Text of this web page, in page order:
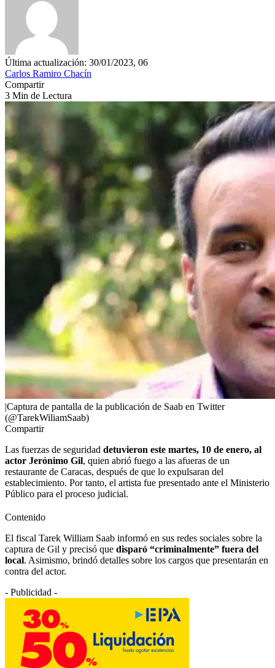
Última actualización: 30/01/2023, 06
Carlos Ramiro Chacín
Compartir
3 Min de Lectura
|Captura de pantalla de la publicación de Saab en Twitter
(@TarekWiliamSaab)
Compartir
Las fuerzas de seguridad detuvieron este martes, 10 de enero, al
actor Jerónimo Gil, quien abrió fuego a las afueras de un
restaurante de Caracas, después de que lo expulsaran del
establecimiento. Por tanto, el artista fue presentado ante el Ministerio
Público para el proceso judicial.
Contenido
El fiscal Tarek William Saab informó en sus redes sociales sobre la
captura de Gil y precisó que disparó “criminalmente” fuera del
local. Asimismo, brindó detalles sobre los cargos que presentarán en
contra del actor.
- Publicidad -